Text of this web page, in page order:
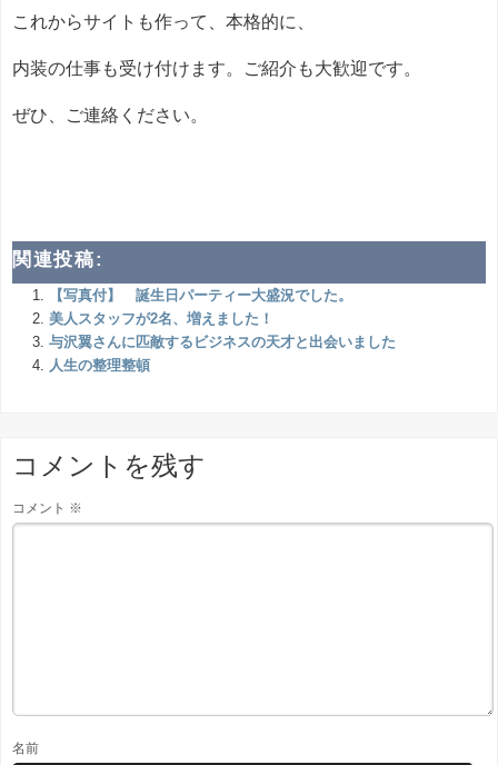
これからサイトも作って、本格的に、
内装の仕事も受け付けます。ご紹介も大歓迎です。
ぜひ、ご連絡ください。
関連投稿:
【写真付】 誕生日パーティー大盛況でした。
美人スタッフが2名、増えました！
与沢翼さんに匹敵するビジネスの天才と出会いました
人生の整理整頓
コメントを残す
コメント ※
名前